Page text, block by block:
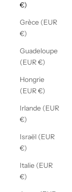
€)
Grèce (EUR
€)
Guadeloupe
(EUR €)
Hongrie
(EUR €)
Irlande (EUR
€)
Israël (EUR
€)
Italie (EUR
€)